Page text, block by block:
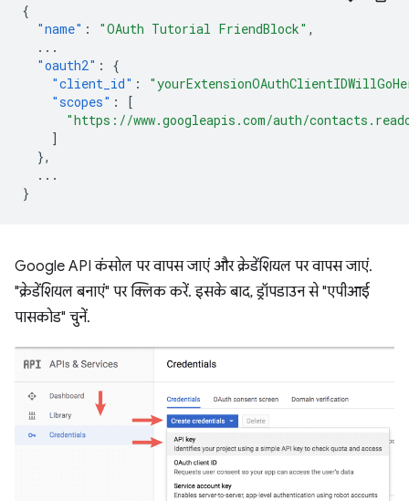
{
"name" : "OAuth Tutorial FriendBlock" ,
...
"oauth2" :
{
"client_id" :
"scopes" :
[
"https://www.googleapis.com/auth/
]
},
...
}
Google API कंसोल पर वापस जाएं और क्रेडेंशियल पर वापस जाएं.
"क्रेडेंशियल बनाएं" पर क्लिक करें. इसके बाद, ड्रॉपडाउन से "एपीआई
पासकोड" चुनें.